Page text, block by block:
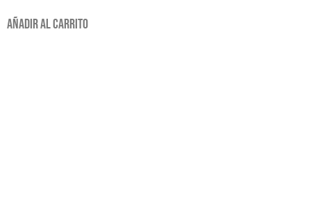
Añadir al carrito